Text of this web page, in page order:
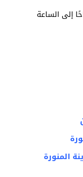
العمل من الساعة 9 صباحًا إلى الساعة
المنورة